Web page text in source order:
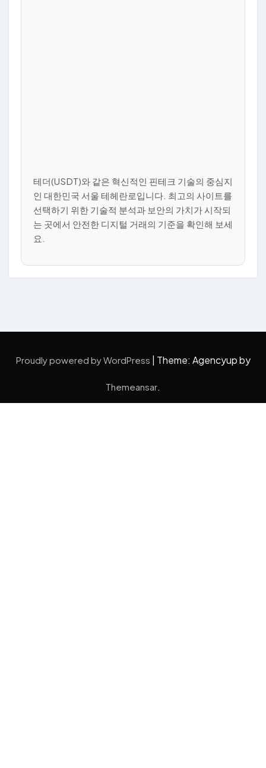
테더(USDT)와 같은 혁신적인 핀테크 기술의 중심지
인 대한민국 서울 테헤란로입니다. 최고의 사이트를
선택하기 위한 기술적 분석과 보안의 가치가 시작되
는 곳에서 안전한 디지털 거래의 기준을 확인해 보세
요.
Proudly powered by WordPress Theme: Agencyup by
Themeansar.